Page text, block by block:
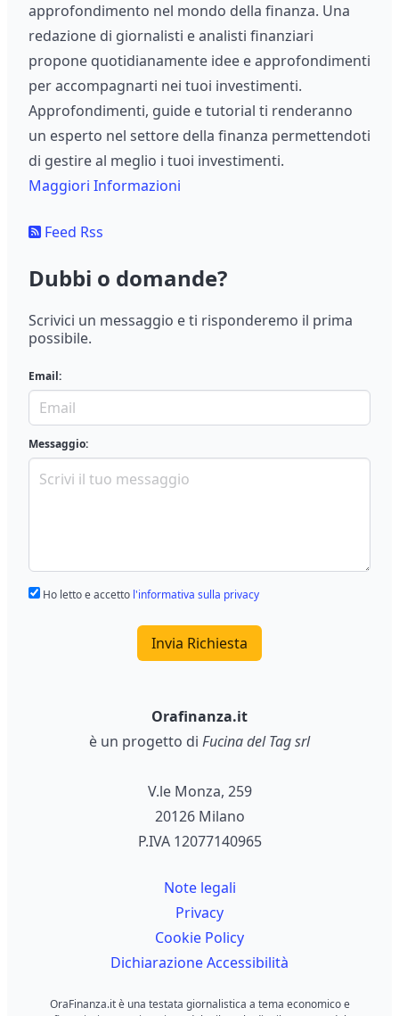
approfondimento nel mondo della finanza. Una
redazione di giornalisti e analisti finanziari
propone quotidianamente idee e approfondimenti
per accompagnarti nei tuoi investimenti.
Approfondimenti, guide e tutorial ti renderanno
un esperto nel settore della finanza permettendoti
di gestire al meglio i tuoi investimenti.
Maggiori Informazioni
Feed Rss
Dubbi o domande?
Scrivici un messaggio e ti risponderemo il prima
possibile.
Email:
Messaggio:
Ho letto e accetto l'informativa sulla privacy
Invia Richiesta
Orafinanza.it
è un progetto di Fucina del Tag srl
V.le Monza, 259
20126 Milano
P.IVA 12077140965
Note legali
Privacy
Cookie Policy
Dichiarazione Accessibilità
OraFinanza.it è una testata giornalistica a tema economico e